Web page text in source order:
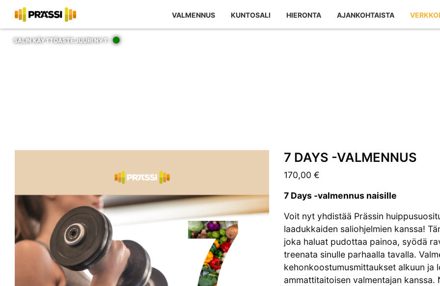
VALMENNUS KUNTOSALI HIERONTA AJANKOHTAISTA
SALIN KÄYTTÖASTE JUURI NYT:
Kaupan sisältö
7 DAYS -VALMENNUS
170,00 €
7 Days -valmennus naisille
Voit nyt yhdistää Prässin
laadukkaiden saliohjelmien kanssa!
joka haluat pudottaa painoa, syödä
treenata sinulle parhaalla tavalla.
kehonkoostumusmittaukset alkuun ja
ammattitaitoisen valmentajan